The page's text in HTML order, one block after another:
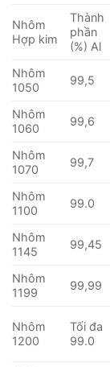
Nhôm
Hợp kim
Thành
phần
(%) Al
Nhôm
1050
99,5
Nhôm
1060
99,6
Nhôm
1070
99,7
Nhôm
1100
99.0
Nhôm
1145
99,45
Nhôm
1199
99,99
Nhôm
1200
Tối đa
99.0